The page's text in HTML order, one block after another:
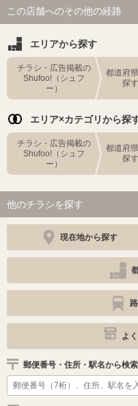
この店舗へのその他の経路
エリアから探す
チラシ・広告掲載の
Shufoo!（シュフ
ー）
都道府
探す
エリア×カテゴリから探
チラシ・広告掲載の
Shufoo!（シュフ
ー）
都道府
探す
他のチラシを探す
現在地から探す
よ
郵便番号・住所・駅名から検